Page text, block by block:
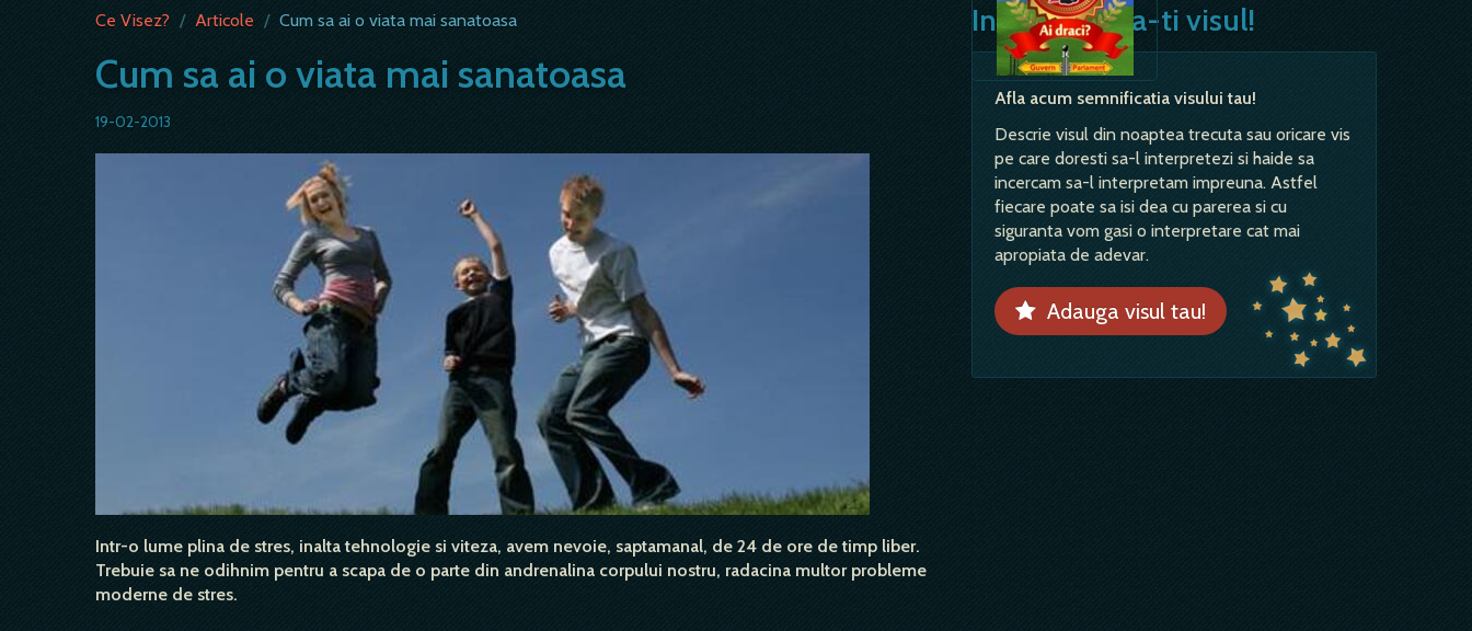
Ce Visez? / Articole / Cum sa ai o viata mai sanatoasa
Cum sa ai o viata mai sanatoasa
19-02-2013
Intr-o lume plina de stres, inalta tehnologie si viteza, avem nevoie, saptamanal, de 24 de ore de timp liber.
Trebuie sa ne odihnim pentru a scapa de o parte din andrenalina corpului nostru, radacina multor probleme
moderne de stres.
Interpreteaza-ti visul!
Afla acum semnificatia visului tau!
Descrie visul din noaptea trecuta sau oricare vis
pe care doresti sa-l interpretezi si haide sa
incercam sa-l interpretam impreuna. Astfel
fiecare poate sa isi dea cu parerea si cu
siguranta vom gasi o interpretare cat mai
apropiata de adevar.
Adauga visul tau!